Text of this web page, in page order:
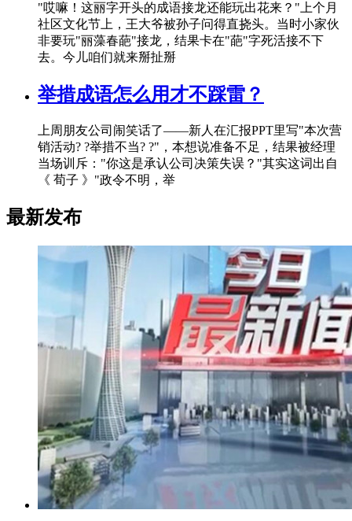
"哎嘛！这丽字开头的成语接龙还能玩出花来？"上个月
社区文化节上，王大爷被孙子问得直挠头。当时小家伙
非要玩"丽藻春葩"接龙，结果卡在"葩"字死活接不下
去。今儿咱们就来掰扯掰
举措成语怎么用才不踩雷？
上周朋友公司闹笑话了——新人在汇报PPT里写"本次营
销活动? ?举措不当? ?"，本想说准备不足，结果被经理
当场训斥："你这是承认公司决策失误？"其实这词出自
《 荀子 》"政令不明，举
最新发布